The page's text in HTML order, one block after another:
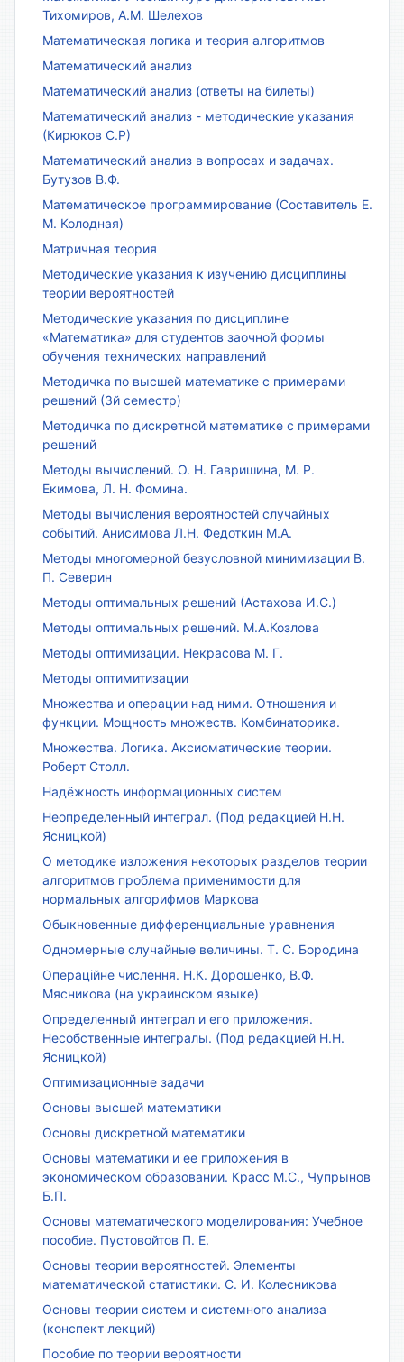
Тихомиров, А.М. Шелехов
Математическая логика и теория алгоритмов
Математический анализ
Математический анализ (ответы на билеты)
Математический анализ - методические указания
(Кирюков С.Р)
Математический анализ в вопросах и задачах.
Бутузов В.Ф.
Математическое программирование (Составитель Е.
М. Колодная)
Матричная теория
Методические указания к изучению дисциплины
теории вероятностей
Методические указания по дисциплине
«Математика» для студентов заочной формы
обучения технических направлений
Методичка по высшей математике с примерами
решений (3й семестр)
Методичка по дискретной математике с примерами
решений
Методы вычислений. О. Н. Гавришина, М. Р.
Екимова, Л. Н. Фомина.
Методы вычисления вероятностей случайных
событий. Анисимова Л.Н. Федоткин М.А.
Методы многомерной безусловной минимизации В.
П. Северин
Методы оптимальных решений (Астахова И.С.)
Методы оптимальных решений. М.А.Козлова
Методы оптимизации. Некрасова М. Г.
Методы оптимитизации
Множества и операции над ними. Отношения и
функции. Мощность множеств. Комбинаторика.
Множества. Логика. Аксиоматические теории.
Роберт Столл.
Надёжность информационных систем
Неопределенный интеграл. (Под редакцией Н.Н.
Ясницкой)
О методике изложения некоторых разделов теории
алгоритмов проблема применимости для
нормальных алгорифмов Маркова
Обыкновенные дифференциальные уравнения
Одномерные случайные величины. Т. С. Бородина
Операційне числення. Н.К. Дорошенко, В.Ф.
Мясникова (на украинском языке)
Определенный интеграл и его приложения.
Несобственные интегралы. (Под редакцией Н.Н.
Ясницкой)
Оптимизационные задачи
Основы высшей математики
Основы дискретной математики
Основы математики и ее приложения в
экономическом образовании. Красс М.С., Чупрынов
Б.П.
Основы математического моделирования: Учебное
пособие. Пустовойтов П. Е.
Основы теории вероятностей. Элементы
математической статистики. С. И. Колесникова
Основы теории систем и системного анализа
(конспект лекций)
Пособие по теории вероятности